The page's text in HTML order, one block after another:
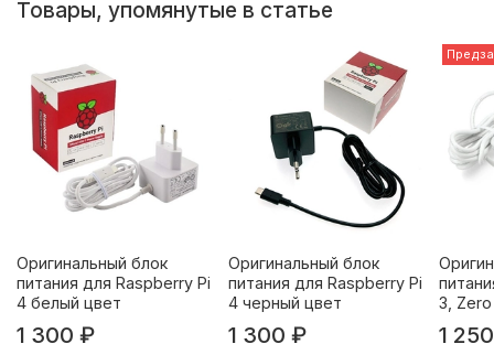
Товары, упомянутые в статье
Оригинальный блок
питания для Raspberry Pi
4 белый цвет
1 300 ₽
Оригинальный блок
питания для Raspberry Pi
4 черный цвет
1 300 ₽
3,
1